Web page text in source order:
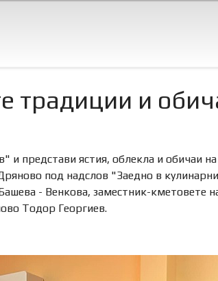
традиции и
представи ястия, облекла и обичаи
под надслов "Заедно в
- Венкова, заместник-
Тодор Георгиев.